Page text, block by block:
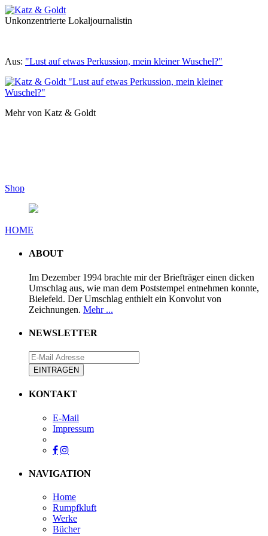
Unkonzentrierte Lokaljournalistin
Aus: "Lust auf etwas Perkussion, mein kleiner Wuschel?"
Mehr von Katz & Goldt
Shop
HOME
ABOUT
Im Dezember 1994 brachte mir der Briefträger einen dicken
Umschlag aus, wie man dem Poststempel entnehmen konnte,
Bielefeld. Der Umschlag enthielt ein Konvolut von
Zeichnungen. Mehr ...
NEWSLETTER
KONTAKT
E-Mail
Impressum
NAVIGATION
Home
Rumpfkluft
Werke
Bücher